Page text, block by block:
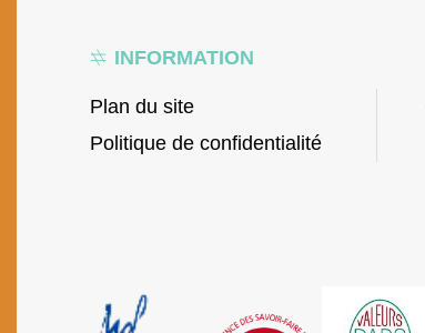
INFORMATION
Plan du site
Politique de confidentialité